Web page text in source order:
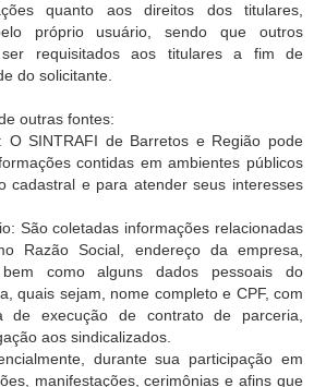
quanto aos direitos dos titulares,
próprio usuário, sendo que outros
ser requisitados aos titulares a fim de
do solicitante.
outras fontes:
SINTRAFI de Barretos e Região pode
contidas em ambientes públicos
cadastral e para atender seus interesses
São coletadas informações relacionadas
Razão Social, endereço da empresa,
como alguns dados pessoais do
quais sejam, nome completo e CPF, com
de execução de contrato de parceria,
aos sindicalizados.
durante sua participação em
manifestações, cerimônias e afins que